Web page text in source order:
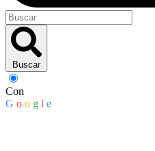
Buscar
Con
G o o g l e